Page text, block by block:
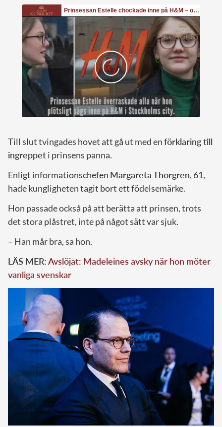
Till slut tvingades hovet att gå ut med enförklaring till
ingreppeti prinsens panna.
Enligt informationschefen Margareta Thorgren, 61,
hade kungligheten tagit bort ett födelsemärke.
Hon passade också på att berätta att prinsen, trots
det stora plåstret, inte på något sätt var sjuk.
– Han mår bra, sa hon.
LÄS MER:Avslöjat: Madeleines avsky när hon möter
vanliga svenskar